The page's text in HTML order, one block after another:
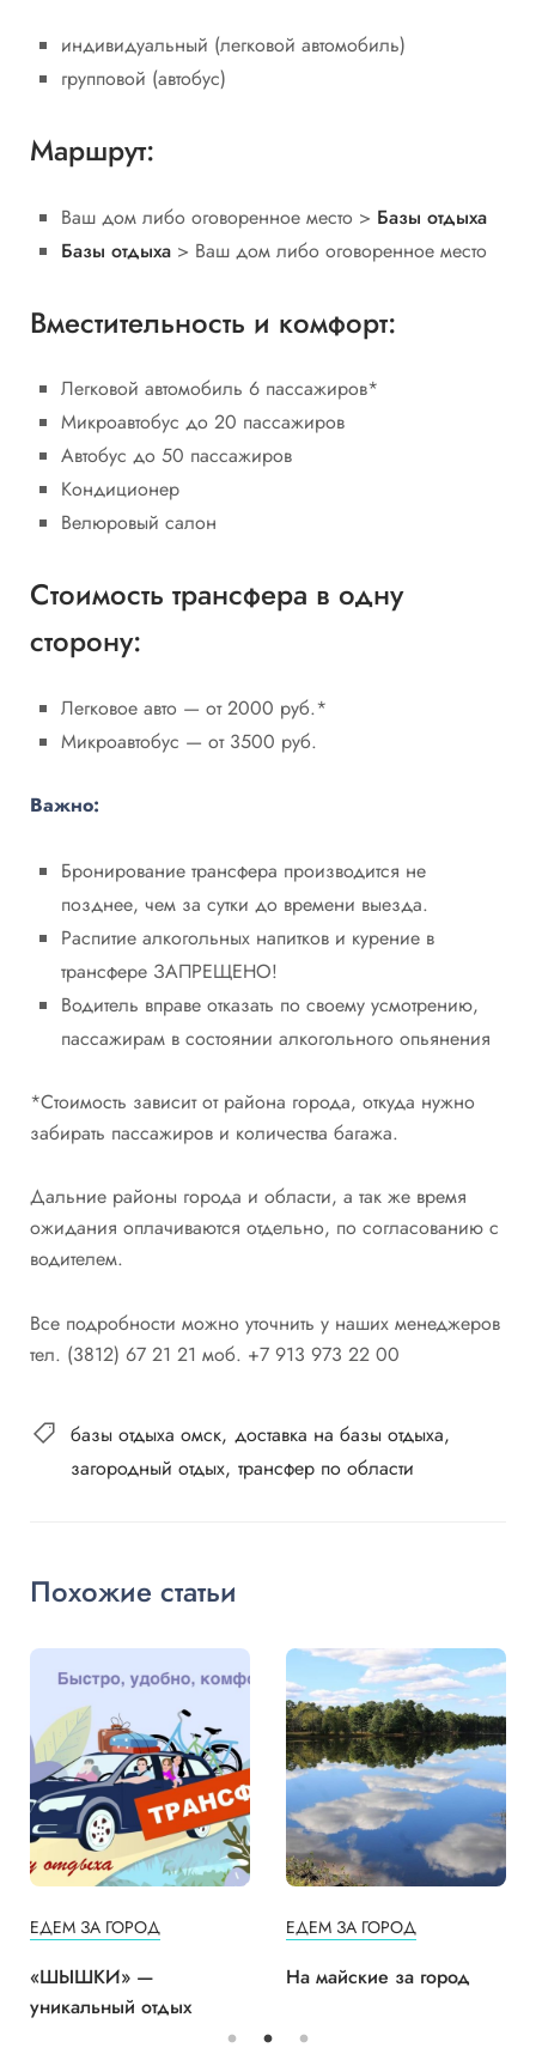
индивидуальный (легковой автомобиль)
групповой (автобус)
Маршрут:
Ваш дом либо оговоренное место > Базы отдыха
Базы отдыха > Ваш дом либо оговоренное место
Вместительность и комфорт:
Легковой автомобиль 6 пассажиров*
Микроавтобус до 20 пассажиров
Автобус до 50 пассажиров
Кондиционер
Велюровый салон
Стоимость трансфера в одну
сторону:
Легковое авто — от 2000 руб.*
Микроавтобус — от 3500 руб.
Важно:
Бронирование трансфера производится не
позднее, чем за сутки до времени выезда.
Распитие алкогольных напитков и курение в
трансфере ЗАПРЕЩЕНО!
Водитель вправе отказать по своему усмотрению,
пассажирам в состоянии алкогольного опьянения
*Cтоимость зависит от района города, откуда нужно
забирать пассажиров и количества багажа.
Дальние районы города и области, а так же время
ожидания оплачиваются отдельно, по согласованию с
водителем.
Все подробности можно уточнить у наших менеджеров
тел. (3812) 67 21 21 моб. +7 913 973 22 00
базы отдыха омск доставка на базы отдыха
загородный отдых трансфер по области
Похожие статьи
ЕДЕМ ЗА ГОРОД
«ШЫШКИ» —
уникальный отдых
ЕДЕМ ЗА ГОРОД
На майские за город